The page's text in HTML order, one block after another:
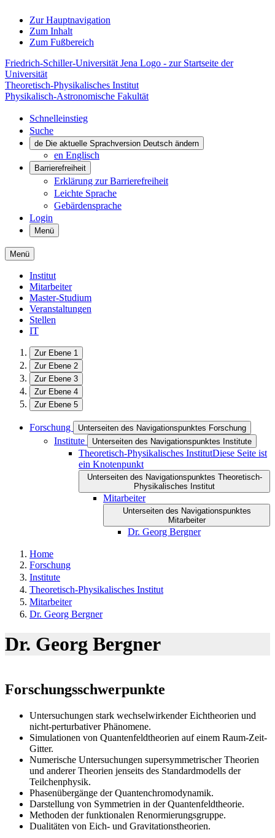
Zur Hauptnavigation
Zum Inhalt
Zum Fußbereich
Friedrich-Schiller-Universität Jena Logo - zur Startseite der
Universität
Theoretisch-Physikalisches Institut
Physikalisch-Astronomische Fakultät
Schnelleinstieg
Suche
de Die aktuelle Sprachversion Deutsch ändern
en Englisch
Barrierefreiheit
Erklärung zur Barrierefreiheit
Leichte Sprache
Gebärdensprache
Login
Menü
Menü
Institut
Mitarbeiter
Master-Studium
Veranstaltungen
Stellen
IT
Zur Ebene 1
Zur Ebene 2
Zur Ebene 3
Zur Ebene 4
Zur Ebene 5
Forschung Unterseiten des Navigationspunktes Forschung
Institute Unterseiten des Navigationspunktes Institute
Theoretisch-Physikalisches InstitutDiese Seite ist
ein Knotenpunkt
Unterseiten des Navigationspunktes Theoretisch-
Physikalisches Institut
Mitarbeiter
Unterseiten des Navigationspunktes
Mitarbeiter
Dr. Georg Bergner
Home
Forschung
Institute
Theoretisch-Physikalisches Institut
Mitarbeiter
Dr. Georg Bergner
Dr. Georg Bergner
Forschungsschwerpunkte
Untersuchungen stark wechselwirkender Eichtheorien und
nicht-perturbativer Phänomene.
Simulationen von Quantenfeldtheorien auf einem Raum-Zeit-
Gitter.
Numerische Untersuchungen supersymmetrischer Theorien
und anderer Theorien jenseits des Standardmodells der
Teilchenphysik.
Phasenübergänge der Quantenchromodynamik.
Darstellung von Symmetrien in der Quantenfeldtheorie.
Methoden der funktionalen Renormierungsgruppe.
Dualitäten von Eich- und Gravitationstheorien.